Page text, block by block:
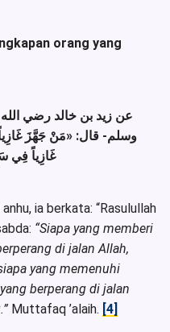
orang yang
عن زيد بن خالد رضي
وسلم- قال: «مَنْ جَهَّزَ
غَازِياً فِي
ia berkata: “Rasulullah
“Siapa yang memberi
di jalan Allah,
yang memenuhi
berperang di jalan
Muttafaq ’alaih. [4]